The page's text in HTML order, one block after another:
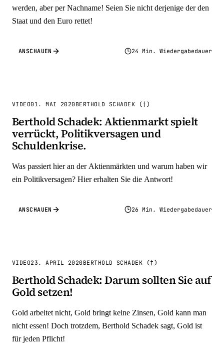
werden, aber per Nachname! Seien Sie nicht derjenige der den
Staat und den Euro rettet!
ANSCHAUEN 24 Min. Wiedergabedauer
VIDEO01. MAI 2020 BERTHOLD SCHADEK (†)
Berthold Schadek: Aktienmarkt spielt
verrückt, Politikversagen und
Schuldenkrise.
Was passiert hier an der Aktienmärkten und warum haben wir
ein Politikversagen? Hier erhalten Sie die Antwort!
ANSCHAUEN 26 Min. Wiedergabedauer
VIDEO23. APRIL 2020 BERTHOLD SCHADEK (†)
Berthold Schadek: Darum sollten Sie auf
Gold setzen!
Gold arbeitet nicht, Gold bringt keine Zinsen, Gold kann man
nicht essen! Doch trotzdem, Berthold Schadek sagt, Gold ist
für jeden Pflicht!